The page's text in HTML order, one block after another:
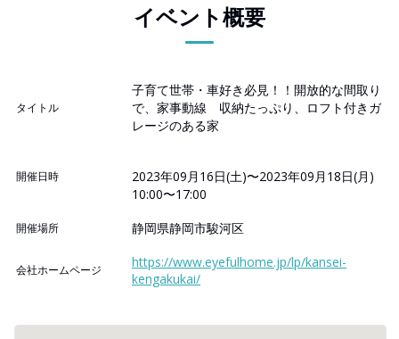
イベント概要
タイトル
子育て世帯・車好き必見！！開放的な間取り
で、家事動線 収納たっぷり、ロフト付きガ
レージのある家
開催日時
2023年09月16日(土)〜2023年09月18日(月)
10:00〜17:00
開催場所 静岡県静岡市駿河区
会社ホームページ
https://www.eyefulhome.jp/lp/kansei-
kengakukai/